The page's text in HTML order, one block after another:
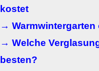
kostet
→
→ Welche
besten?